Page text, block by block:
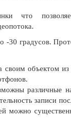
что
-30 градусов.
своим объектом
различные
записи
можно